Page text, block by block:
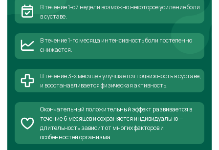
В течение 1-ой недели возможно некоторое усиление боли
в суставе.
В течение 1-го месяца интенсивность боли постепенно
снижается.
В течение 3-х месяцев улучшается подвижность в суставе,
и восстанавливается физическая активность.
Окончательный положительный эффект развивается в
течение 6 месяцев и сохраняется индивидуально —
длительность зависит от многих факторов и
особенностей организма.